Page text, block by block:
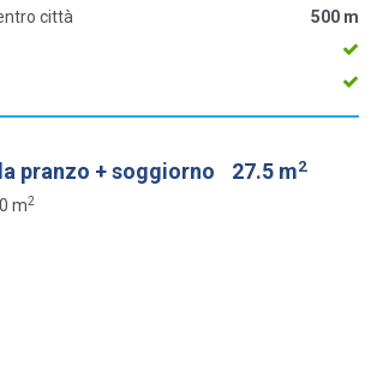
città
500 m
pranzo + soggiorno 27.5 m2
m2